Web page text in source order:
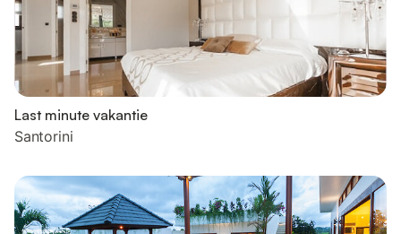
Last minute vakantie
Santorini